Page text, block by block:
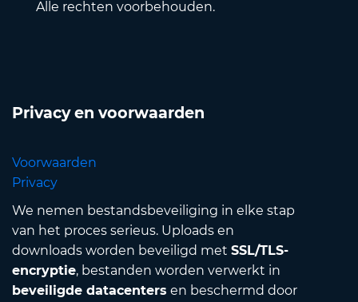
Alle rechten voorbehouden.
Privacy en voorwaarden
Voorwaarden
Privacy
We nemen bestandsbeveiliging in elke stap
van het proces serieus. Uploads en
downloads worden beveiligd met SSL/TLS-
encryptie, bestanden worden verwerkt in
beveiligde datacenters en beschermd door